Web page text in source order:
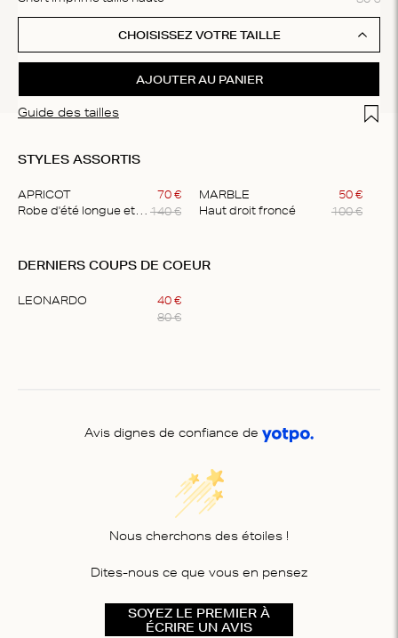
CHOISISSEZ VOTRE TAILLE
Guide des tailles Add
AJOUTER AU PANIER
STYLES ASSORTIS
APRICOT
Robe d'été longue et aérienne
70 €
140 €
MARBLE
Haut droit froncé
50 €
100 €
of
DERNIERS COUPS DE COEUR
LEONARDO 40 €
80 €
Avis dignes de confiance de
Nous cherchons des étoiles !
Dites-nous ce que vous en pensez
SOYEZ LE PREMIER À
ÉCRIRE UN AVIS